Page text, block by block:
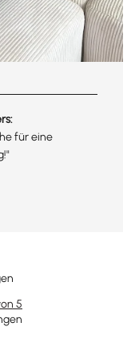
für eine
5